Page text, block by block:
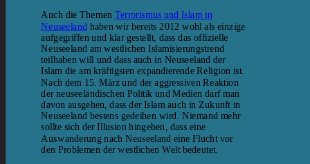
Auch die Themen Terrorismus und Islam in
Neuseeland haben wir bereits 2012 wohl als einzige
aufgegriffen und klar gestellt, dass das offizielle
Neuseeland am westlichen Islamisierungstrend
teilhaben will und dass auch in Neuseeland der
Islam die am kräftigsten expandierende Religion ist.
Nach dem 15. März und der aggressiven Reaktion
der neuseeländischen Politik und Medien darf man
davon ausgehen, dass der Islam auch in Zukunft in
Neuseeland bestens gedeihen wird. Niemand mehr
sollte sich der Illusion hingeben, dass eine
Auswanderung nach Neuseeland eine Flucht vor
den Problemen der westlichen Welt bedeutet.